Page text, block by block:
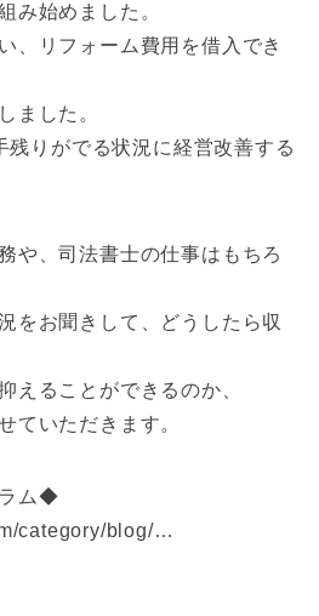
み始めました。
、リフォーム費用を借入でき
ました。
りがでる状況に経営改善する
や、司法書士の仕事はもちろ
をお聞きして、どうしたら収
えることができるのか、
ていただきます。
ム◆
category/blog/…